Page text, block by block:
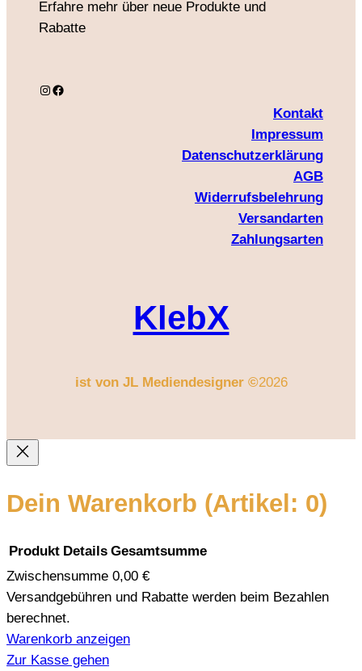
Erfahre mehr über neue Produkte und
Rabatte
Instagram Facebook
Kontakt
Impressum
Datenschutzerklärung
AGB
Widerrufsbelehrung
Versandarten
Zahlungsarten
KlebX
ist von JL Mediendesigner ©2026
Dein Warenkorb (Artikel: 0)
Produkte
im
Warenkorb
Produkt Details Gesamtsumme
Zwischensumme 0,00 €
Versandgebühren und Rabatte werden beim Bezahlen
berechnet.
Warenkorb anzeigen
Zur Kasse gehen